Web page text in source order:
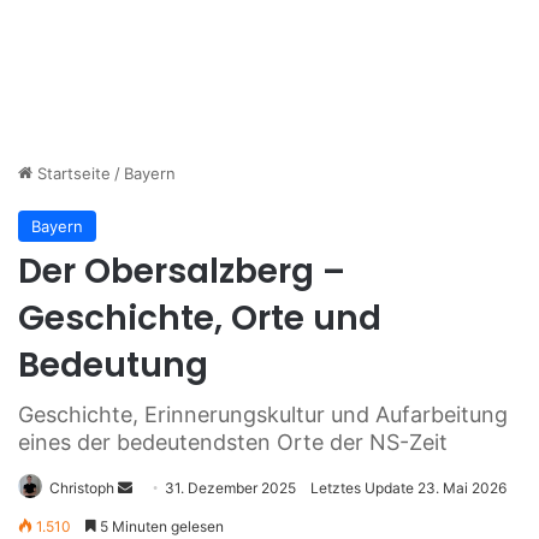
Startseite / Bayern
Bayern
Der Obersalzberg –
Geschichte, Orte und
Bedeutung
Geschichte, Erinnerungskultur und Aufarbeitung
eines der bedeutendsten Orte der NS-Zeit
Christoph 31. Dezember 2025 Letztes Update 23. Mai 2026
1.510 5 Minuten gelesen